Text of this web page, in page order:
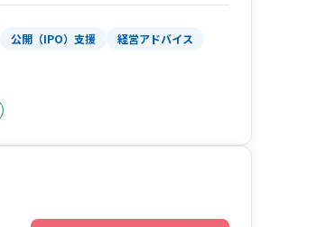
公開（IPO）支援
経営アドバイス